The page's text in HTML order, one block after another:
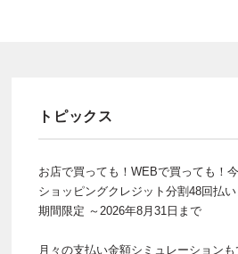
トピックス
お店で買っても！WEBで買っても！
ショッピングクレジット分割48回払
期間限定 ～2026年8月31日まで
月々の支払い金額シミュレーションも